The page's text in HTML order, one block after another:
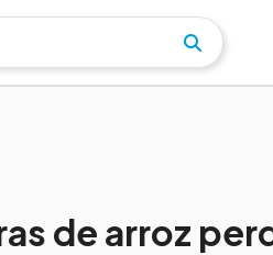
de arroz